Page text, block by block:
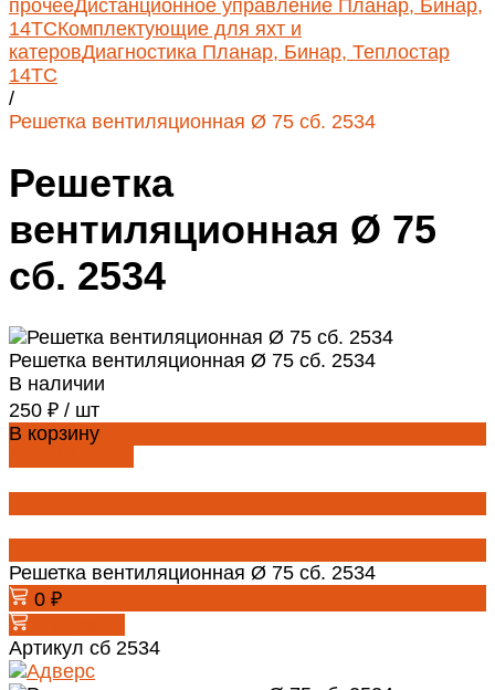
прочееДистанционное управление Планар, Бинар,
14ТСКомплектующие для яхт и
катеровДиагностика Планар, Бинар, Теплостар
14ТС
/
Решетка вентиляционная Ø 75 сб. 2534
Решетка
вентиляционная Ø 75
сб. 2534
Решетка вентиляционная Ø 75 сб. 2534
В наличии
250 ₽ / шт
В корзину
Решетка вентиляционная Ø 75 сб. 2534
0 ₽
Артикул сб 2534